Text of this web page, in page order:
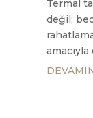
Termal
değil;